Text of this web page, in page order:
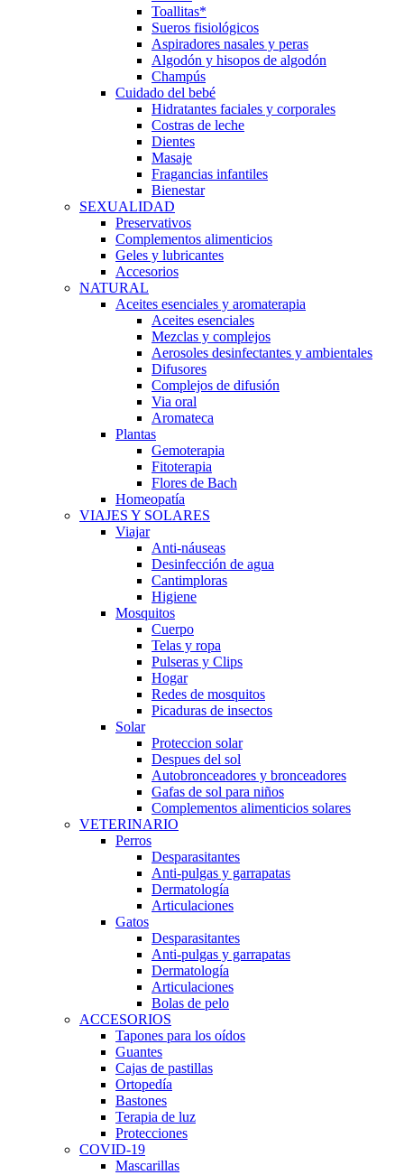
Toallitas*
Sueros fisiológicos
Aspiradores nasales y peras
Algodón y hisopos de algodón
Champús
Cuidado del bebé
Hidratantes faciales y corporales
Costras de leche
Dientes
Masaje
Fragancias infantiles
Bienestar
SEXUALIDAD
Preservativos
Complementos alimenticios
Geles y lubricantes
Accesorios
NATURAL
Aceites esenciales y aromaterapia
Aceites esenciales
Mezclas y complejos
Aerosoles desinfectantes y ambientales
Difusores
Complejos de difusión
Via oral
Aromateca
Plantas
Gemoterapia
Fitoterapia
Flores de Bach
Homeopatía
VIAJES Y SOLARES
Viajar
Anti-náuseas
Desinfección de agua
Cantimploras
Higiene
Mosquitos
Cuerpo
Telas y ropa
Pulseras y Clips
Hogar
Redes de mosquitos
Picaduras de insectos
Solar
Proteccion solar
Despues del sol
Autobronceadores y bronceadores
Gafas de sol para niños
Complementos alimenticios solares
VETERINARIO
Perros
Desparasitantes
Anti-pulgas y garrapatas
Dermatología
Articulaciones
Gatos
Desparasitantes
Anti-pulgas y garrapatas
Dermatología
Articulaciones
Bolas de pelo
ACCESORIOS
Tapones para los oídos
Guantes
Cajas de pastillas
Ortopedía
Bastones
Terapia de luz
Protecciones
COVID-19
Mascarillas